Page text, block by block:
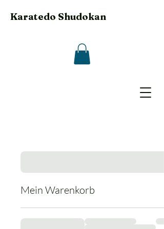
Karatedo Shudokan
Mein Warenkorb